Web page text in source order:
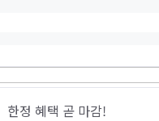
한정 혜택 곧 마감!